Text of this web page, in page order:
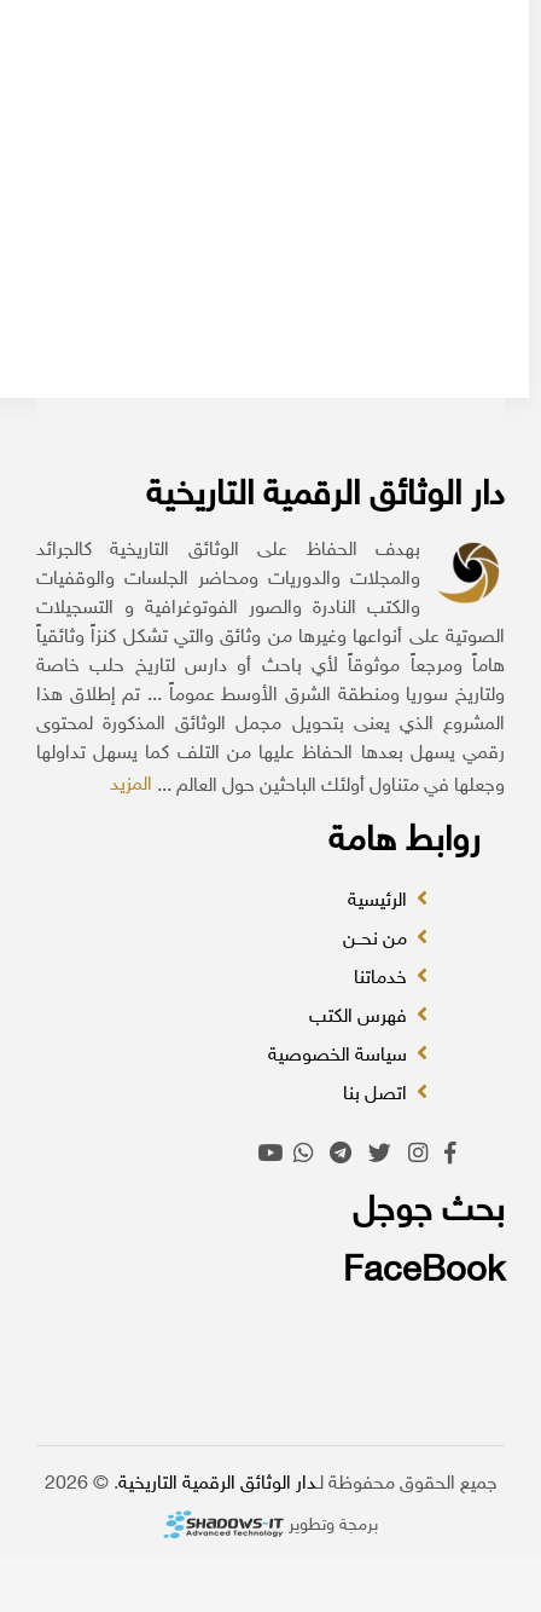
دار الوثائق الرقمية التاريخية
بهدف الحفاظ على الوثائق التاريخية كالجرائد
والمجلات والدوريات ومحاضر الجلسات والوقفيات
والكتب النادرة والصور الفوتوغرافية و التسجيلات
الصوتية على أنواعها وغيرها من وثائق والتي تشكل كنزاً وثائقياً
هاماً ومرجعاً موثوقاً لأي باحث أو دارس لتاريخ حلب خاصة
ولتاريخ سوريا ومنطقة الشرق الأوسط عموماً ... تم إطلاق هذا
المشروع الذي يعنى بتحويل مجمل الوثائق المذكورة لمحتوى
رقمي يسهل بعدها الحفاظ عليها من التلف كما يسهل تداولها
وجعلها في متناول أولئك الباحثين حول العالم ...المزيد
روابط هامة
الرئيسية
من نحــن
خدماتنا
فهرس الكتب
سياسة الخصوصية
اتصل بنا
بحث جوجل
FaceBook
جميع الحقوق محفوظة لـ دار الوثائق الرقمية التاريخية. © 2026
برمجة وتطوير